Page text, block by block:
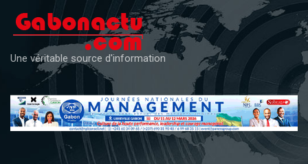
content
Une véritable source d'information